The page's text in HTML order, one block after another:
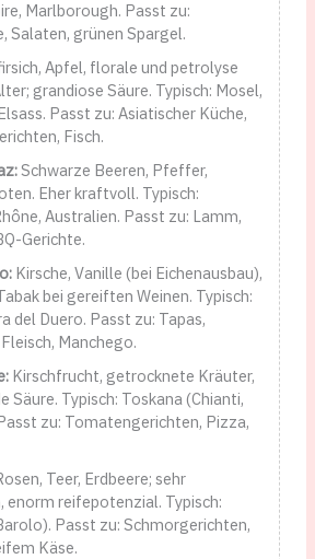
Marlborough. Passt zu:
Salaten, grünen Spargel.
Apfel, florale und petrolyse
grandiose Säure. Typisch: Mosel,
Passt zu: Asiatischer Küche,
Fisch.
Schwarze Beeren, Pfeffer,
Eher kraftvoll. Typisch:
Australien. Passt zu: Lamm,
Gerichte.
Kirsche, Vanille (bei Eichenausbau),
bei gereiften Weinen. Typisch:
del Duero. Passt zu: Tapas,
Manchego.
Kirschfrucht, getrocknete Kräuter,
Säure. Typisch: Toskana (Chianti,
zu: Tomatengerichten, Pizza,
Teer, Erdbeere; sehr
enorm reifepotenzial. Typisch:
Passt zu: Schmorgerichten,
Käse.